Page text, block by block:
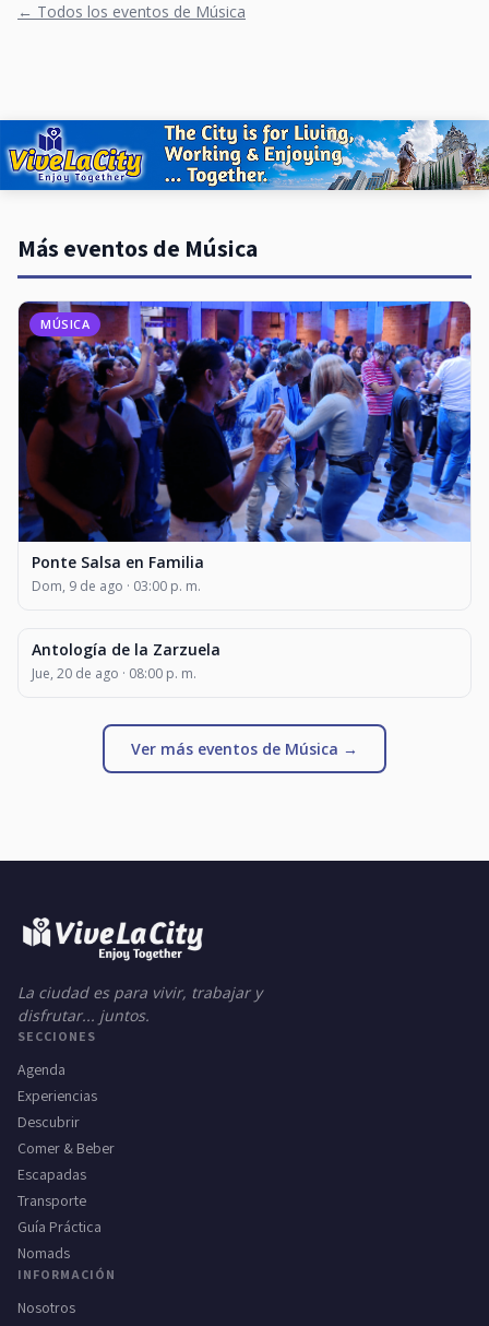
← Todos los eventos de Música
Más eventos de Música
MÚSICA
Ponte Salsa en Familia
Dom, 9 de ago · 03:00 p. m.
MÚSICA
Antología de la Zarzuela
Ver más eventos de Música →
La ciudad es para vivir, trabajar y
disfrutar... juntos.
SECCIONES
Agenda
Experiencias
Descubrir
Comer & Beber
Escapadas
Transporte
Guía Práctica
Nomads
INFORMACIÓN